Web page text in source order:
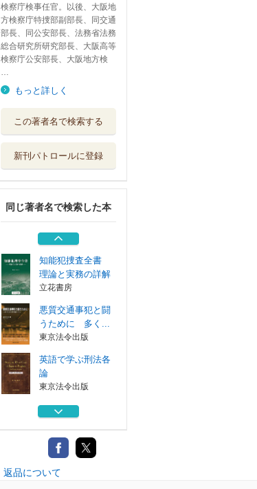
検察庁検事任官。以後、大阪地
方検察庁特捜部副部長、同交通
部長、同公安部長、法務省法務
総合研究所研究部長、大阪高等
検察庁公安部長、大阪地方検
…
もっと詳しく
この著者名で検索する
新刊パトロールに登録
同じ著者名で検索した本
論
ＰＲＡＣＴＩＣＡ
成文堂
あなたも陥る身近
な犯罪
成文堂
知能犯捜査全書
理論と実務の詳解
立花書房
悪質交通事犯と闘
うために 多く...
東京法令出版
英語で学ぶ刑法各
論
東京法令出版
ＰＲＡＣＴＩＣＡ
成文堂
あなたも陥る身近
な犯罪
返品について